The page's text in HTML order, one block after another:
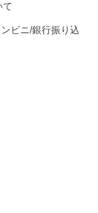
て
ビニ/銀行振り込